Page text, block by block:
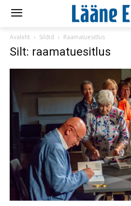
Avaleht Sildid Raamatuesitlus
Silt: raamatuesitlus